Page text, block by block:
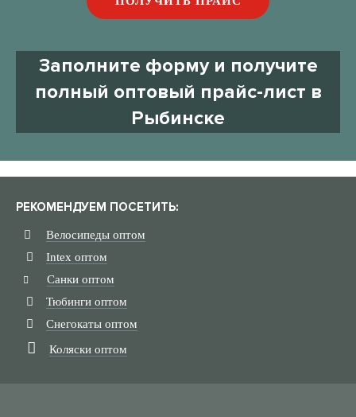
Заполните форму и получите
полный оптовый прайс-лист в
Рыбинске
РЕКОМЕНДУЕМ ПОСЕТИТЬ:
Велосипеды оптом
Intex оптом
Санки оптом
Тюбинги оптом
Снегокаты оптом
Коляски оптом